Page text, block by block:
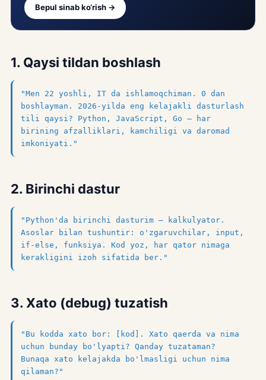
Bepul sinab ko‘rish →
1. Qaysi tildan boshlash
"Men 22 yoshli, IT da ishlamoqchiman. 0 dan
boshlayman. 2026-yilda eng kelajakli dasturlash
tili qaysi? Python, JavaScript, Go — har
birining afzalliklari, kamchiligi va daromad
imkoniyati."
2. Birinchi dastur
"Python'da birinchi dasturim — kalkulyator.
Asoslar bilan tushuntir: o'zgaruvchilar, input,
if-else, funksiya. Kod yoz, har qator nimaga
kerakligini izoh sifatida ber."
3. Xato (debug) tuzatish
"Bu kodda xato bor: [kod]. Xato qaerda va nima
uchun bunday bo'lyapti? Qanday tuzataman?
Bunaqa xato kelajakda bo'lmasligi uchun nima
qilaman?"